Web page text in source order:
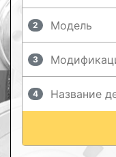
2
3
4